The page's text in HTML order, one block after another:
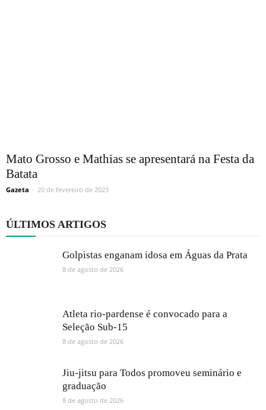
Mato Grosso e Mathias se apresentará na Festa da
Batata
Gazeta - 20 de fevereiro de 2023
ÚLTIMOS ARTIGOS
Golpistas enganam idosa em Águas da Prata
8 de agosto de 2026
Atleta rio-pardense é convocado para a
Seleção Sub-15
8 de agosto de 2026
Jiu-jitsu para Todos promoveu seminário e
graduação
8 de agosto de 2026